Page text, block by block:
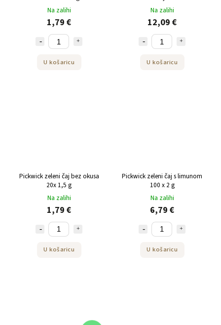
Na zalihi
1,79 €
U košaricu
Na zalihi
12,09 €
U košaricu
Pickwick zeleni čaj bez okusa
20x 1,5 g
Na zalihi
1,79 €
U košaricu
Pickwick zeleni čaj s limunom
100 x 2 g
Na zalihi
6,79 €
U košaricu